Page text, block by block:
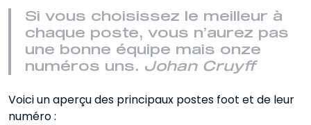
Quel poste est fait pour moi ?
Si vous choisissez le meilleur à
chaque poste, vous n’aurez pas
une bonne équipe mais onze
numéros uns. Johan Cruyff
Voici un aperçu des principaux postes foot et de leur
numéro :